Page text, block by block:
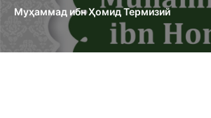
Муҳаммад ибн Ҳомид Термизий